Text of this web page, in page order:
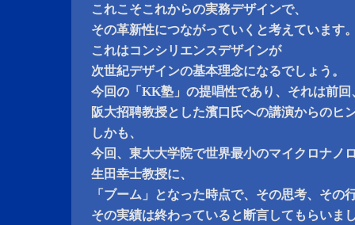
これこそこれからの実務デザインで、
その革新性につながっていくと考えています
これはコンシリエンスデザインが
次世紀デザインの基本理念になるでしょう。
今回の「KK塾」の提唱性であり、それは前
阪大招聘教授とした濱口氏への講演からのヒ
しかも、
今回、東大大学院で世界最小のマイクロナノ
生田幸士教授に、
「ブーム」となった時点で、その思考、その
その実績は終わっていると断言してもらいま